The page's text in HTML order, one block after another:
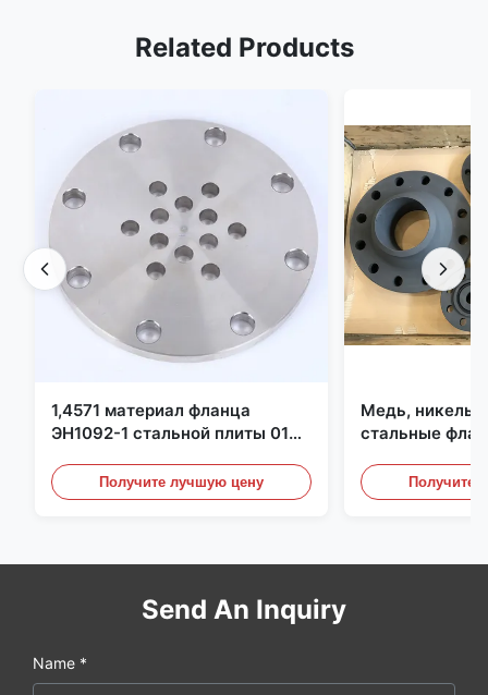
Related Products
1,4571 материал фланца
ЭН1092-1 стальной плиты 01
Получите лучшую цену
Медь, никель,
стальные
углеродистой
Получите
Send An Inquiry
Name *